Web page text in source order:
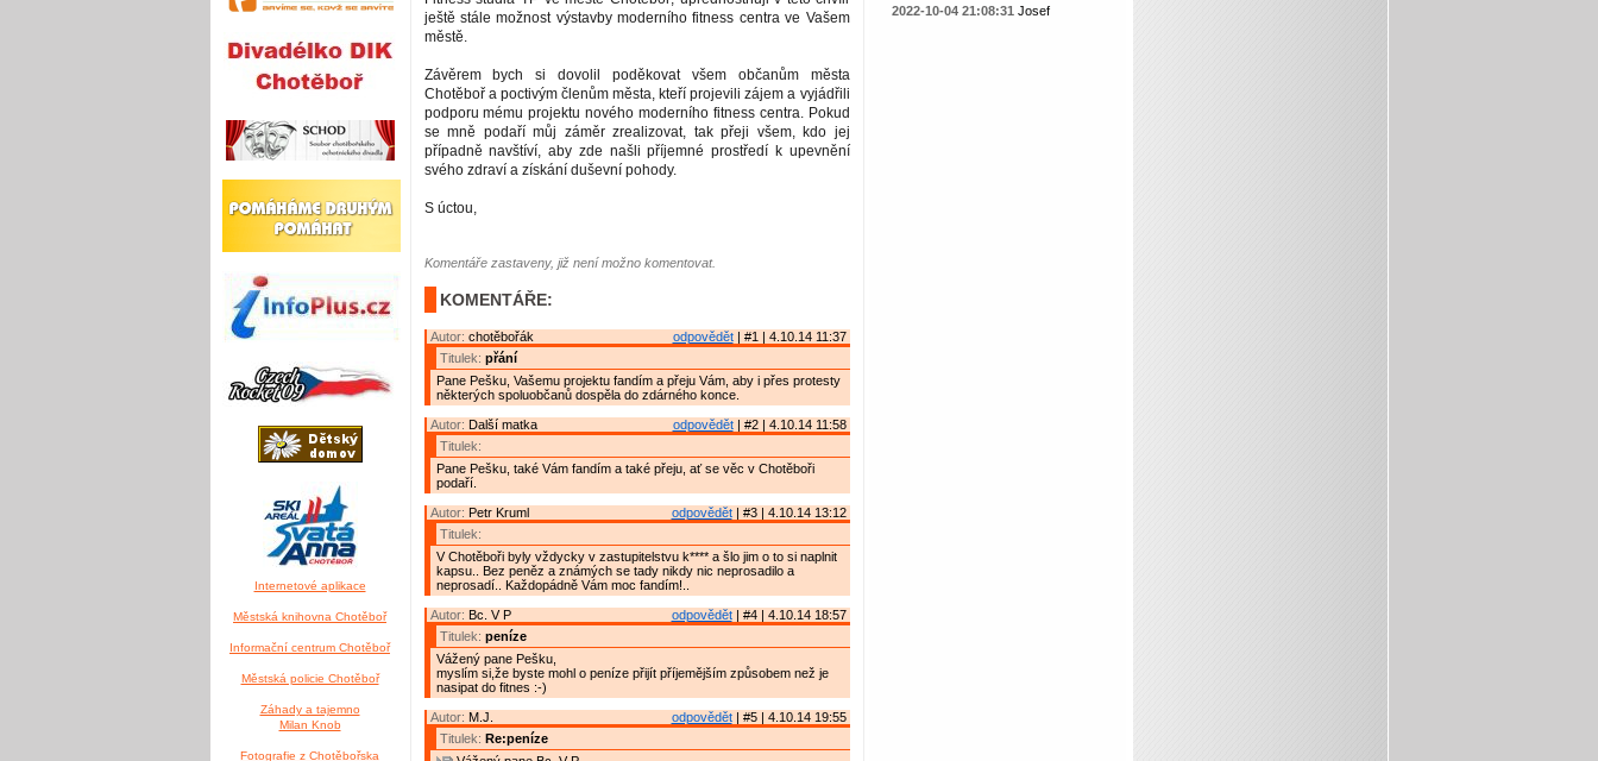
Internetové aplikace
Městská knihovna Chotěboř
Informační centrum Chotěboř
Městská policie Chotěboř
Záhady a tajemno
Milan Knob
Fotografie z Chotěbořska
ještě stále možnost výstavby moderního fitness centra ve Vašem
městě.
Závěrem bych si dovolil poděkovat všem občanům města
Chotěboř a poctivým členům města, kteří projevili zájem a vyjádřili
podporu mému projektu nového moderního fitness centra. Pokud
se mně podaří můj záměr zrealizovat, tak přeji všem, kdo jej
případně navštíví, aby zde našli příjemné prostředí k upevnění
svého zdraví a získání duševní pohody.
S úctou,
Komentáře zastaveny, již není možno komentovat.
KOMENTÁŘE:
odpovědět| #1 | 4.10.14 11:37
Autor: chotěbořák
Titulek: přání
Pane Pešku, Vašemu projektu fandím a přeju Vám, aby i přes protesty
některých spoluobčanů dospěla do zdárného konce.
odpovědět| #2 | 4.10.14 11:58
Autor: Další matka
Titulek:
Pane Pešku, také Vám fandím a také přeju, ať se věc v Chotěboři
podaří.
odpovědět| #3 | 4.10.14 13:12
Autor: Petr Kruml
Titulek:
V Chotěboři byly vždycky v zastupitelstvu k**** a šlo jim o to si naplnit
kapsu.. Bez peněz a známých se tady nikdy nic neprosadilo a
neprosadí.. Každopádně Vám moc fandím!..
odpovědět| #4 | 4.10.14 18:57
Autor: Bc. V P
Titulek: peníze
Vážený pane Pešku,
myslím si,že byste mohl o peníze přijít příjemějším způsobem než je
nasipat do fitnes :-)
odpovědět| #5 | 4.10.14 19:55
Autor: M.J.
Titulek: Re:peníze
2022-10-04 21:08:31 Josef